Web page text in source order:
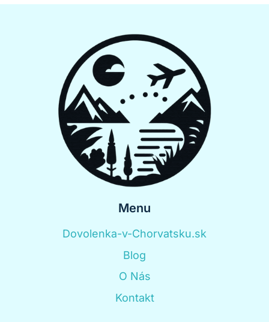
Menu
Dovolenka-v-Chorvatsku.sk
Blog
O Nás
Kontakt